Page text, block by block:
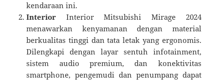
kendaraan ini.
Interior Interior Mitsubishi Mirage 2024
menawarkan kenyamanan dengan material
berkualitas tinggi dan tata letak yang ergonomis.
Dilengkapi dengan layar sentuh infotainment,
sistem audio premium, dan konektivitas
smartphone, pengemudi dan penumpang dapat